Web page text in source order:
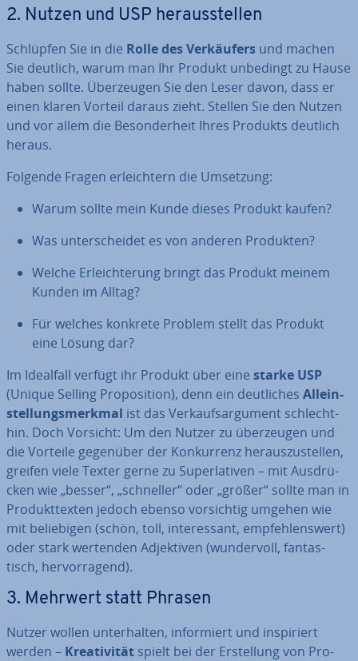
2. Nutzen und USP her­aus­stel­len
Schlüpfen Sie in die Rolle des Ver­käu­fers und machen
Sie deutlich, warum man Ihr Produkt unbedingt zu Hause
haben sollte. Über­zeu­gen Sie den Leser davon, dass er
einen klaren Vorteil daraus zieht. Stellen Sie den Nutzen
und vor allem die Be­son­der­heit Ihres Produkts deutlich
heraus.
Folgende Fragen er­leich­tern die Umsetzung:
Warum sollte mein Kunde dieses Produkt kaufen?
Was un­ter­schei­det es von anderen Produkten?
Welche Er­leich­te­rung bringt das Produkt meinem
Kunden im Alltag?
Für welches konkrete Problem stellt das Produkt
eine Lösung dar?
Im Idealfall verfügt ihr Produkt über eine starke USP
(Unique Selling Pro­po­si­ti­on), denn ein deut­li­ches Al­lein­
stel­lungs­merk­mal ist das Ver­kaufs­ar­gu­ment schlecht­
hin. Doch Vorsicht: Um den Nutzer zu über­zeu­gen und
die Vorteile gegenüber der Kon­kur­renz her­aus­zu­stel­len,
greifen viele Texter gerne zu Su­per­la­ti­ven – mit Aus­drü­
cken wie „besser“, „schneller“ oder „größer“ sollte man in
Pro­dukt­tex­ten jedoch ebenso vor­sich­tig umgehen wie
mit be­lie­bi­gen (schön, toll, in­ter­es­sant, emp­feh­lens­wert)
oder stark wertenden Ad­jek­ti­ven (wun­der­voll, fan­tas­
tisch, her­vor­ra­gend).
3. Mehrwert statt Phrasen
Nutzer wollen un­ter­hal­ten, in­for­miert und in­spi­riert
werden – Krea­ti­vi­tät spielt bei der Er­stel­lung von Pro­